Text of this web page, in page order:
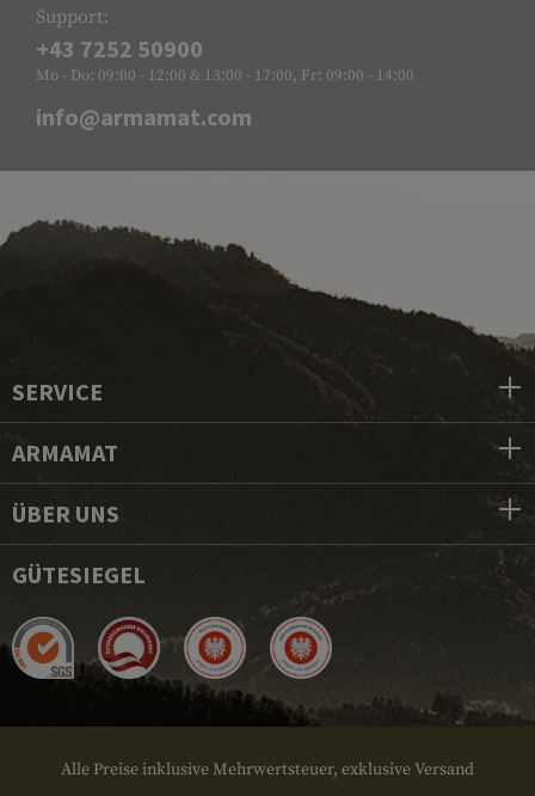
Support:
+43 7252 50900
Mo - Do: 09:00 - 12:00 & 13:00 - 17:00, Fr: 09:00 - 14:00
info@armamat.com
SERVICE
ARMAMAT
ÜBER UNS
GÜTESIEGEL
Alle Preise inklusive Mehrwertsteuer, exklusive Versand